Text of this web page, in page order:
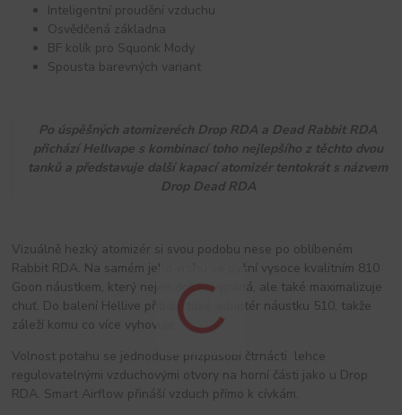
Inteligentní proudění vzduchu
Osvědčená základna
BF kolík pro Squonk Mody
Spousta barevných variant
Po úspěšných atomizeréch Drop RDA a Dead Rabbit RDA
přichází Hellvape s kombinací toho nejlepšího z těchto dvou
tanků a představuje další kapací atomizér tentokrát s názvem
Drop Dead RDA
Vizuálně hezký atomizér si svou podobu nese po oblíbeném
Rabbit RDA. Na samém jeho vrchu se pyšní vysoce kvalitním 810
Goon náustkem, který nejen dobře vypadá, ale také maximalizuje
chuť. Do balení Hellive přibalil také adaptér náustku 510, takže
záleží komu co více vyhovuje.
Volnost potahu se jednoduše přizpůsobí čtrnácti lehce
regulovatelnými vzduchovými otvory na horní části jako u Drop
RDA. Smart Airflow přináší vzduch přímo k cívkám.